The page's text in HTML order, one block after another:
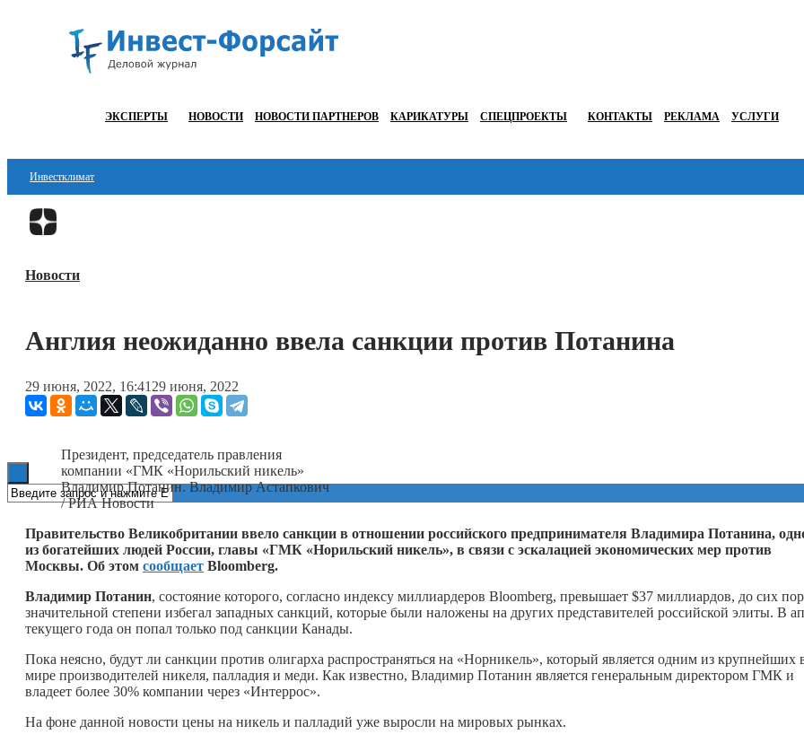
ЭКСПЕРТЫ НОВОСТИ НОВОСТИ ПАРТНЕРОВ КАРИКАТУРЫ СПЕЦПРОЕКТЫ КОНТАКТЫ РЕКЛАМА УСЛУГИ
Инвестклимат
Финансы
Блокчейн
ESG
Новости
Англия неожиданно ввела санкции против Потанина
29 июня, 2022, 16:41 29 июня, 2022
Президент, председатель правления
компании «ГМК «Норильский никель»
Владимир Потанин. Владимир Астапкович
/ РИА Новости
Правительство Великобритании ввело санкции в отношении российского предпринимателя Владимира Потанина,
из богатейших людей России, главы «ГМК «Норильский никель», в связи с эскалацией экономических мер против
Москвы. Об этом сообщает Bloomberg.
Владимир Потанин, состояние которого, согласно индексу миллиардеров Bloomberg, превышает $37 миллиардов, до сих
значительной степени избегал западных санкций, которые были наложены на других представителей российской элиты. В
текущего года он попал только под санкции Канады.
Пока неясно, будут ли санкции против олигарха распространяться на «Норникель», который является одним из крупнейших
мире производителей никеля, палладия и меди. Как известно, Владимир Потанин является генеральным директором ГМК и
владеет более 30% компании через «Интеррос».
На фоне данной новости цены на никель и палладий уже выросли на мировых рынках.